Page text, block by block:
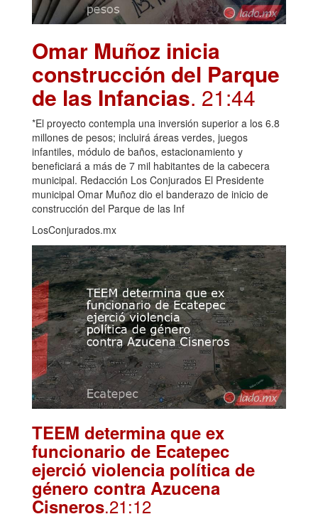
Omar Muñoz inicia
construcción del Parque
de las Infancias. 21:44
*El proyecto contempla una inversión superior a los 6.8
millones de pesos; incluirá áreas verdes, juegos
infantiles, módulo de baños, estacionamiento y
beneficiará a más de 7 mil habitantes de la cabecera
municipal. Redacción Los Conjurados El Presidente
municipal Omar Muñoz dio el banderazo de inicio de
construcción del Parque de las Inf
LosConjurados.mx
TEEM determina que ex
funcionario de Ecatepec
ejerció violencia política de
género contra Azucena
Cisneros.21:12